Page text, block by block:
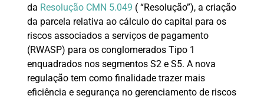
da Resolução CMN 5.049 ( “Resolução”), a criação
da parcela relativa ao cálculo do capital para os
riscos associados a serviços de pagamento
(RWASP) para os conglomerados Tipo 1
enquadrados nos segmentos S2 e S5. A nova
regulação tem como finalidade trazer mais
eficiência e segurança no gerenciamento de riscos